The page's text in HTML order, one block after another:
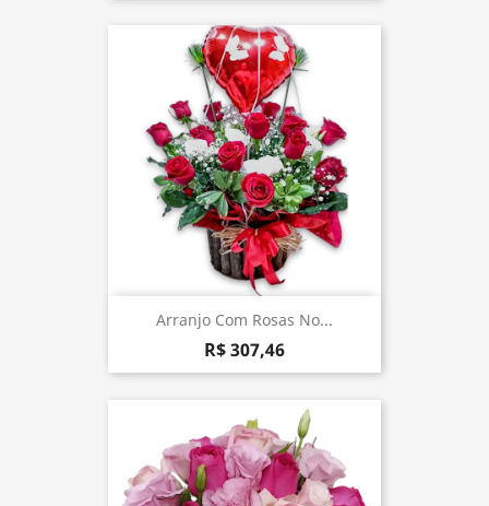
Arranjo Com Rosas No...
R$ 307,46